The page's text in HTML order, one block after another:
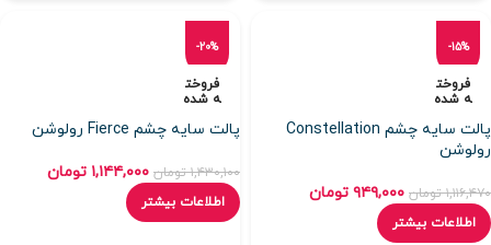
-15%
فروخت
ه شده
پالت سایه چشم Constellation
رولوشن
۱,۱۱۶,۴۷۰ تومان ۹۴۹,۰۰۰ تومان
اطلاعات بیشتر
-20%
فروخت
ه شده
پالت سایه چشم Fierce رولوشن
۱,۴۳۰,۱۰۰ تومان ۱,۱۴۴,۰۰۰ تومان
اطلاعات بیشتر